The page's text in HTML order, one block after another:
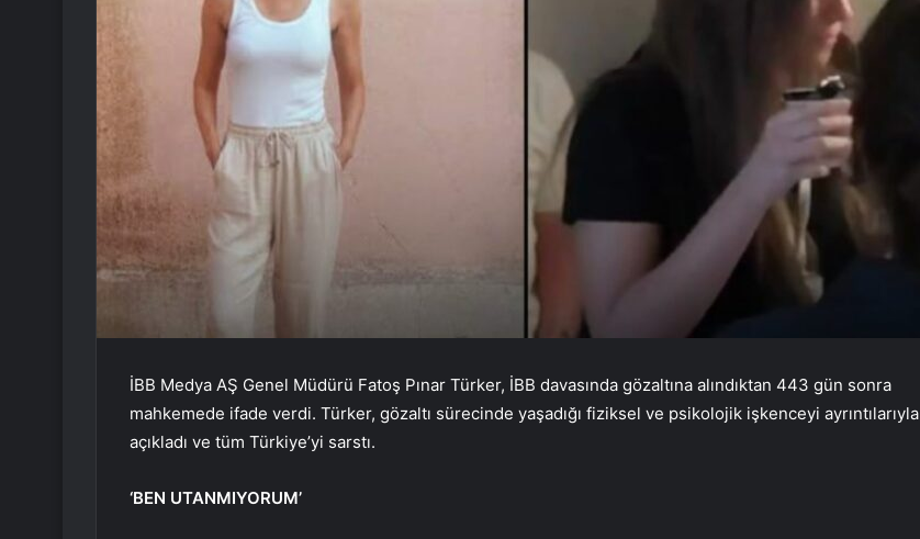
İBB Medya AŞ Genel Müdürü Fatoş Pınar Türker, İBB davasında gözaltına alındıktan 443 gün sonra
mahkemede ifade verdi. Türker, gözaltı sürecinde yaşadığı fiziksel ve psikolojik işkenceyi ayrıntılarıyla
açıkladı ve tüm Türkiye’yi sarstı.
‘BEN UTANMIYORUM’